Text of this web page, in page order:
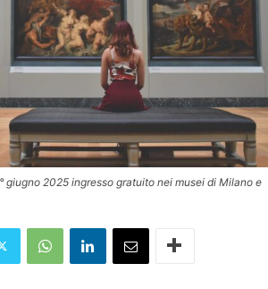
giugno 2025 ingresso gratuito nei musei di Milano e